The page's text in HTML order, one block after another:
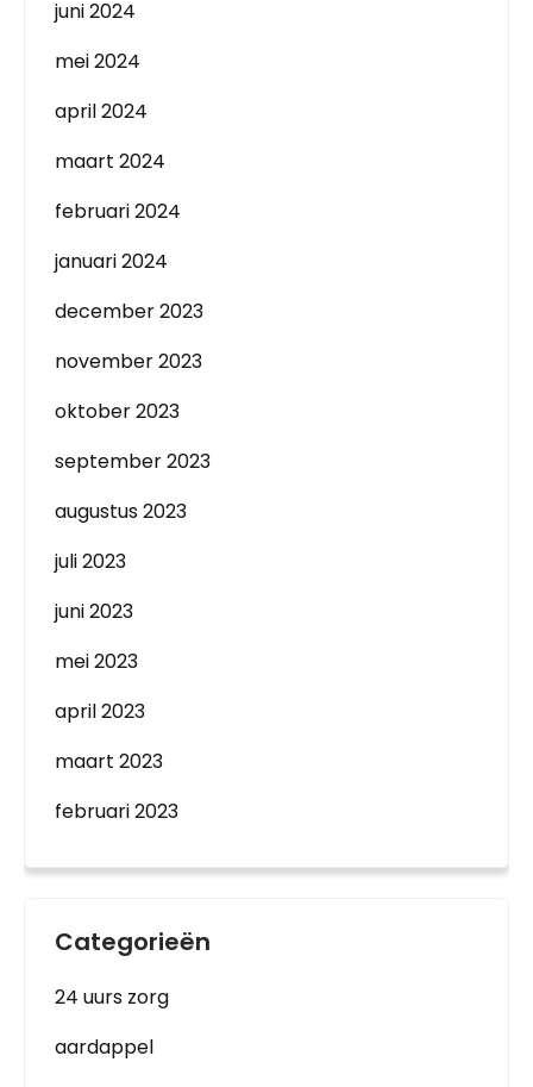
juni 2024
mei 2024
april 2024
maart 2024
februari 2024
januari 2024
december 2023
november 2023
oktober 2023
september 2023
augustus 2023
juli 2023
juni 2023
mei 2023
april 2023
maart 2023
februari 2023
Categorieën
24 uurs zorg
aardappel